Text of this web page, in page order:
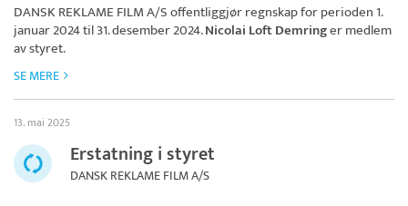
DANSK REKLAME FILM A/Soffentliggjør regnskap for perioden 1.
januar 2024 til 31. desember 2024.Nicolai Loft Demringer medlem
av styret.
SE MERE
13. mai 2025
Erstatning i styret
DANSK REKLAME FILM A/S